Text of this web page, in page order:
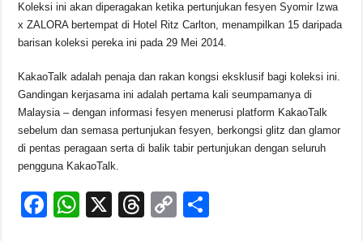
Koleksi ini akan diperagakan ketika pertunjukan fesyen Syomir Izwa
x ZALORA bertempat di Hotel Ritz Carlton, menampilkan 15 daripada
barisan koleksi pereka ini pada 29 Mei 2014.
KakaoTalk adalah penaja dan rakan kongsi eksklusif bagi koleksi ini.
Gandingan kerjasama ini adalah pertama kali seumpamanya di
Malaysia – dengan informasi fesyen menerusi platform KakaoTalk
sebelum dan semasa pertunjukan fesyen, berkongsi glitz dan glamor
di pentas peragaan serta di balik tabir pertunjukan dengan seluruh
pengguna KakaoTalk.
F
W
X
T
C